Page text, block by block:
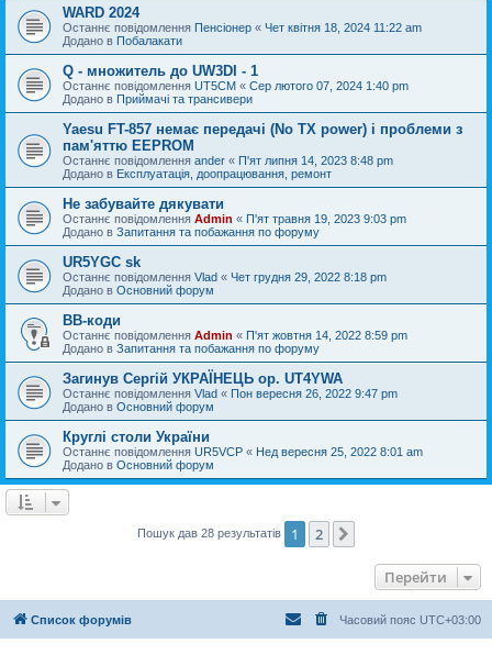
WARD 2024
Останнє повідомлення Пенсіонер « Чет квітня 18, 2024 11:22 am
Додано в Побалакати
Q - множитель до UW3DI - 1
Останнє повідомлення UT5CM « Сер лютого 07, 2024 1:40 pm
Додано в Приймачі та трансивери
Yaesu FT-857 немає передачі (No TX power) і проблеми з
пам'яттю EEPROM
Останнє повідомлення ander « П'ят липня 14, 2023 8:48 pm
Додано в Експлуатація, доопрацювання, ремонт
Не забувайте дякувати
Останнє повідомлення Admin « П'ят травня 19, 2023 9:03 pm
Додано в Запитання та побажання по форуму
UR5YGC sk
Останнє повідомлення Vlad « Чет грудня 29, 2022 8:18 pm
Додано в Основний форум
BB-коди
Останнє повідомлення Admin « П'ят жовтня 14, 2022 8:59 pm
Додано в Запитання та побажання по форуму
Загинув Сергій УКРАЇНЕЦЬ op. UT4YWA
Останнє повідомлення Vlad « Пон вересня 26, 2022 9:47 pm
Додано в Основний форум
Круглі столи України
Останнє повідомлення UR5VCP « Нед вересня 25, 2022 8:01 am
Додано в Основний форум
Пошук дав 28 результатів 1 2
Перейти
Список форумів Часовий пояс UTC+03:00